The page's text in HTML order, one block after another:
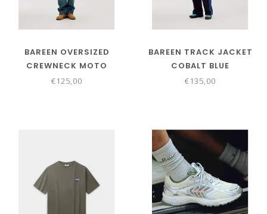
BAREEN OVERSIZED
CREWNECK MOTO
COBALT BLUE
€125,00
BAREEN TRACK JACKET
COBALT BLUE
€135,00